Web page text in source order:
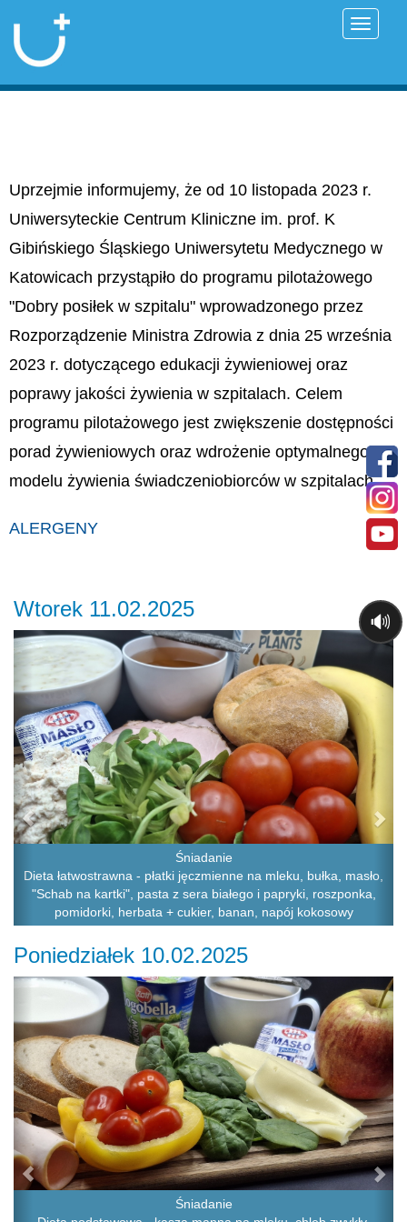
Uprzejmie informujemy, że od 10 listopada 2023 r.
Uniwersyteckie Centrum Kliniczne im. prof. K
Gibińskiego Śląskiego Uniwersytetu Medycznego w
Katowicach przystąpiło do programu pilotażowego
"Dobry posiłek w szpitalu" wprowadzonego przez
Rozporządzenie Ministra Zdrowia z dnia 25 września
2023 r. dotyczącego edukacji żywieniowej oraz
poprawy jakości żywienia w szpitalach. Celem
programu pilotażowego jest zwiększenie dostępności
porad żywieniowych oraz wdrożenie optymalnego
modelu żywienia świadczeniobiorców w szpitalach.
ALERGENY
Wtorek 11.02.2025
Śniadanie
Dieta łatwostrawna - płatki jęczmienne na mleku, bułka, masło,
"Schab na kartki", pasta z sera białego i papryki, roszponka,
pomidorki, herbata + cukier, banan, napój kokosowy
Previous
Poniedziałek 10.02.2025
Śniadanie
Previous
🔊